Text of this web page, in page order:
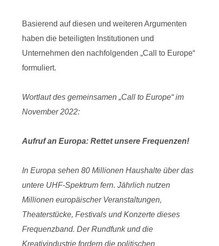
Basierend auf diesen und weiteren Argumenten
haben die beteiligten Institutionen und
Unternehmen den nachfolgenden „Call to Europe“
formuliert.
Wortlaut des gemeinsamen „Call to Europe“ im
November 2022:
Aufruf an Europa: Rettet unsere Frequenzen!
In Europa sehen 80 Millionen Haushalte über das
untere UHF-Spektrum fern. Jährlich nutzen
Millionen europäischer Veranstaltungen,
Theaterstücke, Festivals und Konzerte dieses
Frequenzband. Der Rundfunk und die
Kreativindustrie fordern die politischen